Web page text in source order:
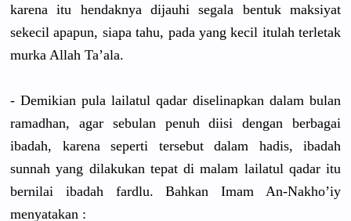
karena itu hendaknya dijauhi segala bentuk maksiyat
sekecil apapun, siapa tahu, pada yang kecil itulah terletak
murka Allah Ta’ala.
- Demikian pula lailatul qadar diselinapkan dalam bulan
ramadhan, agar sebulan penuh diisi dengan berbagai
ibadah, karena seperti tersebut dalam hadis, ibadah
sunnah yang dilakukan tepat di malam lailatul qadar itu
bernilai ibadah fardlu. Bahkan Imam An-Nakho’iy
menyatakan :